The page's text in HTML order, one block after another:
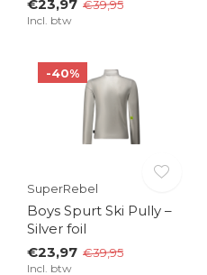
€23,97 €39,95
Incl. btw
-40%
SuperRebel
Boys Spurt Ski Pully –
Silver foil
€23,97 €39,95
Incl. btw